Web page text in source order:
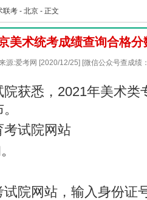
联考 - 北京 - 正文
美术统考成绩查询合格分
源:爱考网 [2020/12/25] [微信公众号查成绩
院获悉，2021年美术类
考试院网站
院网站，输入身份证